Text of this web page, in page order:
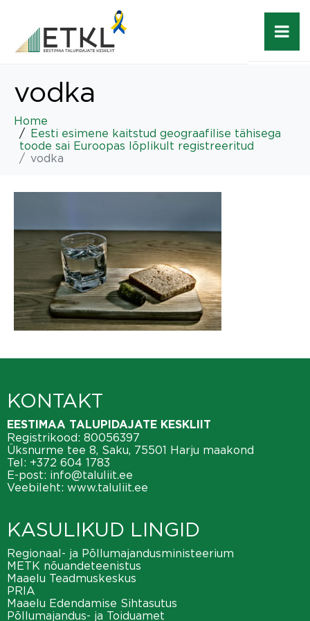
vodka
Home
Eesti esimene kaitstud geograafilise tähisega
toode sai Euroopas lõplikult registreeritud
vodka
KONTAKT
EESTIMAA TALUPIDAJATE KESKLIIT
Registrikood: 80056397
Üksnurme tee 8, Saku, 75501 Harju maakond
Tel: +372 604 1783
E-post: info@taluliit.ee
Veebileht: www.taluliit.ee
KASULIKUD LINGID
Regionaal- ja Põllumajandusministeerium
METK nõuandeteenistus
Maaelu Teadmuskeskus
PRIA
Maaelu Edendamise Sihtasutus
Põllumajandus- ja Toiduamet